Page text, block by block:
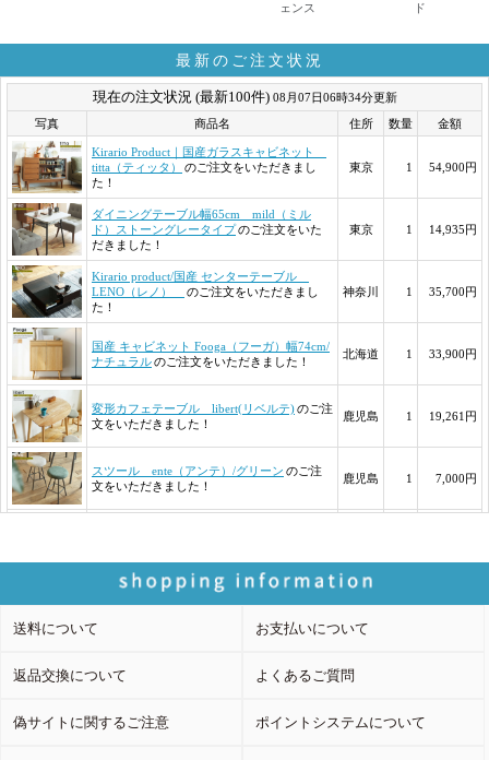
ェンス
ド
最新のご注文状況
送料について お支払いについて
返品交換について よくあるご質問
偽サイトに関するご注意 ポイントシステムについて